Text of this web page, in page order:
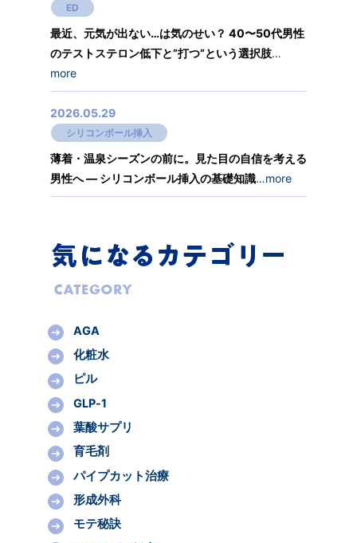
ED
最近、元気が出ない…は気のせい？ 40〜50代男性
のテストステロン低下と”打つ”という選択肢…
more
2026.05.29
シリコンボール挿入
薄着・温泉シーズンの前に。見た目の自信を考える
男性へ ― シリコンボール挿入の基礎知識…more
AGA
化粧水
ピル
GLP-1
葉酸サプリ
育毛剤
パイプカット治療
形成外科
モテ秘訣